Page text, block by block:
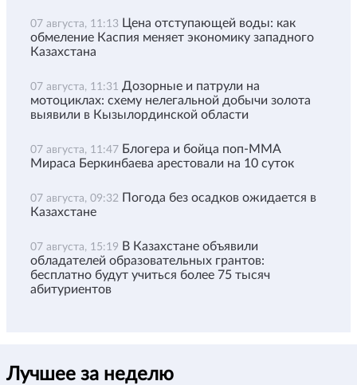
07 августа, 11:13 Цена отступающей воды: как
обмеление Каспия меняет экономику западного
Казахстана
07 августа, 11:31 Дозорные и патрули на
мотоциклах: схему нелегальной добычи золота
выявили в Кызылординской области
07 августа, 11:47 Блогера и бойца поп-ММА
Мираса Беркинбаева арестовали на 10 суток
07 августа, 09:32 Погода без осадков ожидается в
Казахстане
07 августа, 15:19 В Казахстане объявили
обладателей образовательных грантов:
бесплатно будут учиться более 75 тысяч
абитуриентов
Лучшее за неделю